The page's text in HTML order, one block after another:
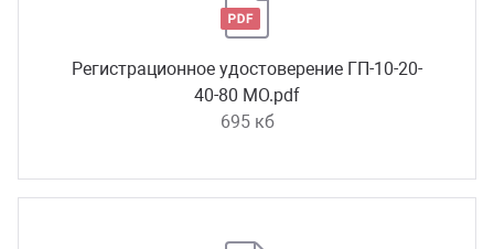
Регистрационное удостоверение ГП-10-20-
40-80 МО.pdf
695 кб